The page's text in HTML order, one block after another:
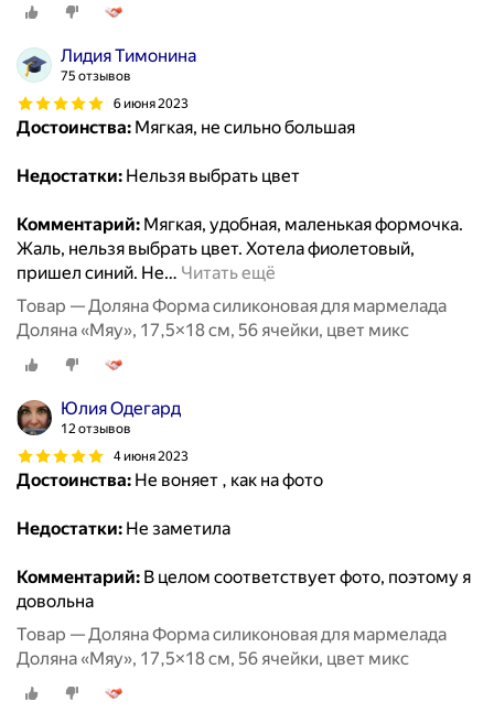
Лидия Тимонина
75 отзывов
6 июня 2023
Достоинства: Мягкая, не сильно большая
Недостатки: Нельзя выбрать цвет
Комментарий: Мягкая, удобная, маленькая формочка.
Жаль, нельзя выбрать цвет. Хотела фиолетовый,
пришел синий. Не… Читать ещё
Товар — Доляна Форма силиконовая для мармелада
Доляна «Мяу», 17,5×18 см, 56 ячейки, цвет микс
Юлия Одегард
12 отзывов
4 июня 2023
Достоинства: Не воняет , как на фото
Недостатки: Не заметила
Комментарий: В целом соответствует фото, поэтому я
довольна
Товар — Доляна Форма силиконовая для мармелада
Доляна «Мяу», 17,5×18 см, 56 ячейки, цвет микс